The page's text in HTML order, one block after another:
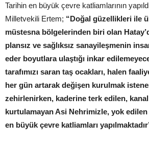
Tarihin en büyük çevre katliamlarının
Milletvekili Ertem; “Doğal güzellikleri ile
müstesna bölgelerinden biri olan
plansız ve sağlıksız sanayileşmenin
eder boyutlara ulaştığı inkar
tarafımızı saran taş ocakları, halen
her gün artarak değişen kurulmak
zehirlenirken, kaderine terk edilen,
kurtulamayan Asi Nehrimizle, yok edilen
en büyük çevre katliamları